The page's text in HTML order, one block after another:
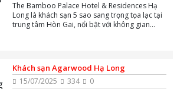
The Bamboo Palace Hotel & Residences Hạ
Long là khách sạn 5 sao sang trọng tọa lạc tại
trung tâm Hòn Gai, nổi bật với không gian
Khách sạn Agarwood Hạ Long
15/07/2025 334
0